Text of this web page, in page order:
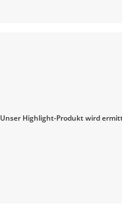
Unser Highlight-Produkt wird